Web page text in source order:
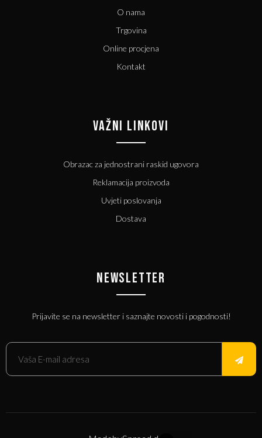
O nama
Trgovina
Online procjena
Kontakt
VAŽNI LINKOVI
Obrazac za jednostrani raskid ugovora
Reklamacija proizvoda
Uvjeti poslovanja
Dostava
NEWSLETTER
Prijavite se na newsletter i saznajte novosti i pogodnosti!